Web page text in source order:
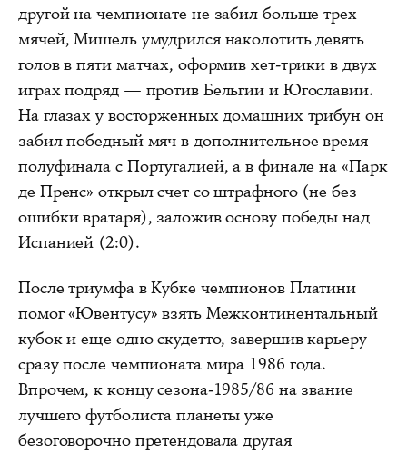
другой на чемпионате не забил больше трех
мячей, Мишель умудрился наколотить девять
голов в пяти матчах, оформив хет-трики в двух
играх подряд — против Бельгии и Югославии.
На глазах у восторженных домашних трибун он
забил победный мяч в дополнительное время
полуфинала с Португалией, а в финале на «Парк
де Пренс» открыл счет со штрафного (не без
ошибки вратаря), заложив основу победы над
Испанией (2:0).
После триумфа в Кубке чемпионов Платини
помог «Ювентусу» взять Межконтинентальный
кубок и еще одно скудетто, завершив карьеру
сразу после чемпионата мира 1986 года.
Впрочем, к концу сезона-1985/86 на звание
лучшего футболиста планеты уже
безоговорочно претендовала другая